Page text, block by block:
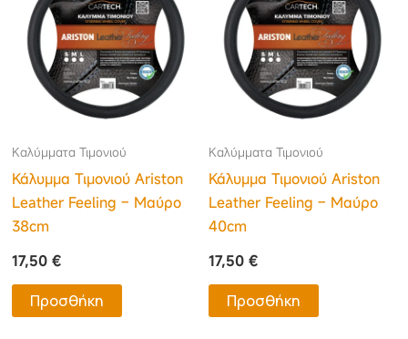
Καλύμματα Τιμονιού
Κάλυμμα Τιμονιού Ariston
Leather Feeling – Μαύρο
38cm
17,50€
Προσθήκη
Καλύμματα Τιμονιού
Κάλυμμα Τιμονιού Ariston
Leather Feeling – Μαύρο
40cm
17,50 €
Προσθήκη